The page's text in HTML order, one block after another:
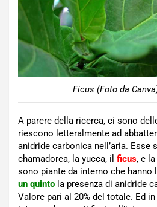
Ficus (Foto da
A parere della ricerca, ci sono
riescono letteralmente ad
anidride carbonica nell’aria. Esse
chamadorea, la yucca, il ficus, e
sono piante da interno che hanno
un quinto la presenza di anidride
Valore pari al 20% del totale. Ed